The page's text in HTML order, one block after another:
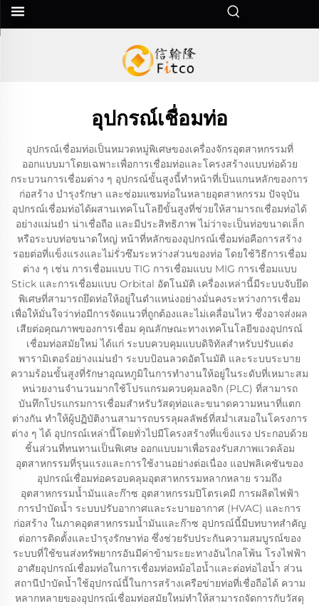
อุปกรณ์เชื่อมท่อ
อุปกรณ์เชื่อมท่อเป็นหมวดหมู่พิเศษของเครื่องจักรอุตสาหกรรมที่
ออกแบบมาโดยเฉพาะเพื่อการเชื่อมท่อและโครงสร้างแบบท่อด้วย
กระบวนการเชื่อมต่าง ๆ อุปกรณ์ขั้นสูงนี้ทำหน้าที่เป็นแกนหลักของการ
ก่อสร้าง บำรุงรักษา และซ่อมแซมท่อในหลายอุตสาหกรรม ปัจจุบัน
อุปกรณ์เชื่อมท่อได้ผสานเทคโนโลยีขั้นสูงที่ช่วยให้สามารถเชื่อมท่อได้
อย่างแม่นยำ น่าเชื่อถือ และมีประสิทธิภาพ ไม่ว่าจะเป็นท่อขนาดเล็ก
หรือระบบท่อขนาดใหญ่ หน้าที่หลักของอุปกรณ์เชื่อมท่อคือการสร้าง
รอยต่อที่แข็งแรงและไม่รั่วซึมระหว่างส่วนของท่อ โดยใช้วิธีการเชื่อม
ต่าง ๆ เช่น การเชื่อมแบบ TIG การเชื่อมแบบ MIG การเชื่อมแบบ
Stick และการเชื่อมแบบ Orbital อัตโนมัติ เครื่องเหล่านี้มีระบบจับยึด
พิเศษที่สามารถยึดท่อให้อยู่ในตำแหน่งอย่างมั่นคงระหว่างการเชื่อม
เพื่อให้มั่นใจว่าท่อมีการจัดแนวที่ถูกต้องและไม่เคลื่อนไหว ซึ่งอาจส่งผล
เสียต่อคุณภาพของการเชื่อม คุณลักษณะทางเทคโนโลยีของอุปกรณ์
เชื่อมท่อสมัยใหม่ ได้แก่ ระบบควบคุมแบบดิจิทัลสำหรับปรับแต่ง
พารามิเตอร์อย่างแม่นยำ ระบบป้อนลวดอัตโนมัติ และระบบระบาย
ความร้อนขั้นสูงที่รักษาอุณหภูมิในการทำงานให้อยู่ในระดับที่เหมาะสม
หน่วยงานจำนวนมากใช้โปรแกรมควบคุมลอจิก (PLC) ที่สามารถ
บันทึกโปรแกรมการเชื่อมสำหรับวัสดุท่อและขนาดความหนาที่แตก
ต่างกัน ทำให้ผู้ปฏิบัติงานสามารถบรรลุผลลัพธ์ที่สม่ำเสมอในโครงการ
ต่าง ๆ ได้ อุปกรณ์เหล่านี้โดยทั่วไปมีโครงสร้างที่แข็งแรง ประกอบด้วย
ชิ้นส่วนที่ทนทานเป็นพิเศษ ออกแบบมาเพื่อรองรับสภาพแวดล้อม
อุตสาหกรรมที่รุนแรงและการใช้งานอย่างต่อเนื่อง แอปพลิเคชันของ
อุปกรณ์เชื่อมท่อครอบคลุมอุตสาหกรรมหลากหลาย รวมถึง
อุตสาหกรรมน้ำมันและก๊าซ อุตสาหกรรมปิโตรเคมี การผลิตไฟฟ้า
การบำบัดน้ำ ระบบปรับอากาศและระบายอากาศ (HVAC) และการ
ก่อสร้าง ในภาคอุตสาหกรรมน้ำมันและก๊าซ อุปกรณ์นี้มีบทบาทสำคัญ
ต่อการติดตั้งและบำรุงรักษาท่อ ซึ่งช่วยรับประกันความสมบูรณ์ของ
ระบบที่ใช้ขนส่งทรัพยากรอันมีค่าข้ามระยะทางอันไกลโพ้น โรงไฟฟ้า
อาศัยอุปกรณ์เชื่อมท่อในการเชื่อมท่อหม้อไอน้ำและต่อท่อไอน้ำ ส่วน
สถานีบำบัดน้ำใช้อุปกรณ์นี้ในการสร้างเครือข่ายท่อที่เชื่อถือได้ ความ
หลากหลายของอุปกรณ์เชื่อมท่อสมัยใหม่ทำให้สามารถจัดการกับวัสดุ